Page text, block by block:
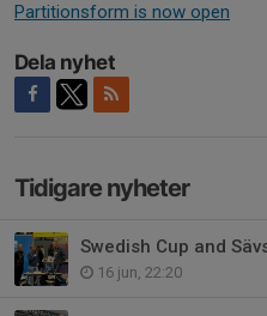
Partitionsform is now open
Dela nyhet
Tidigare nyheter
16 jun, 22:20